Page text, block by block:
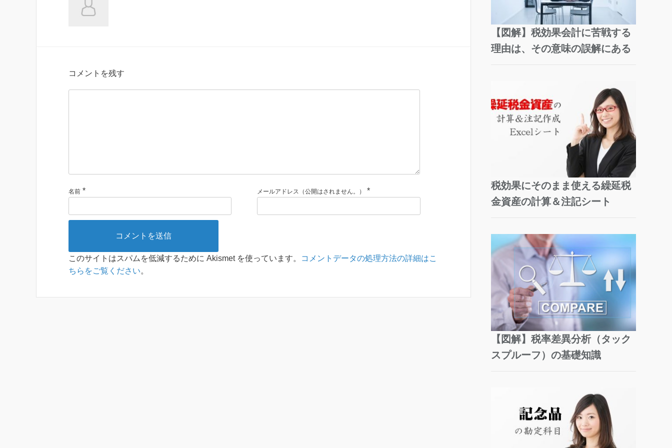
コメントを残す
名前 * メールアドレス（公開はされません。） *
このサイトはスパムを低減するために Akismet を使っています。
コメントデータの処理方法の詳細はこ
ちらをご覧ください。
【図解】税効果会計に苦戦する
理由は、その意味の誤解にある
税効果にそのまま使える繰延税
金資産の計算＆注記シート
【図解】税率差異分析（タック
スプルーフ）の基礎知識